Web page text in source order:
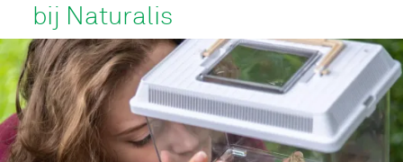
bij Naturalis